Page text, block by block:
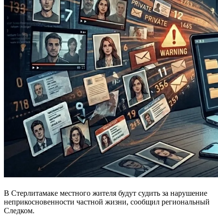
В Стерлитамаке местного жителя будут судить за нарушение
неприкосновенности частной жизни, сообщил региональный
Следком.